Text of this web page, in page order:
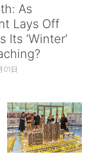
As
Lays Off
Its ‘Winter’
01日